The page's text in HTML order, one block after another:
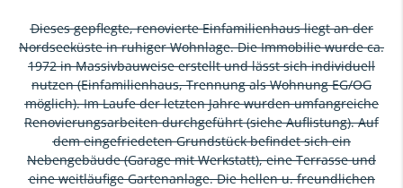
Dieses gepflegte, renovierte Einfamilienhaus liegt an der
Nordseeküste in ruhiger Wohnlage. Die Immobilie wurde ca.
1972 in Massivbauweise erstellt und lässt sich individuell
nutzen (Einfamilienhaus, Trennung als Wohnung EG/OG
möglich). Im Laufe der letzten Jahre wurden umfangreiche
Renovierungsarbeiten durchgeführt (siehe Auflistung). Auf
dem eingefriedeten Grundstück befindet sich ein
Nebengebäude (Garage mit Werkstatt), eine Terrasse und
eine weitläufige Gartenanlage. Die hellen u. freundlichen